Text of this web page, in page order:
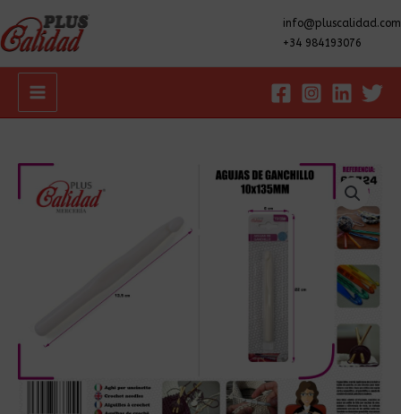
info@pluscalidad.com
+34 984193076
Main